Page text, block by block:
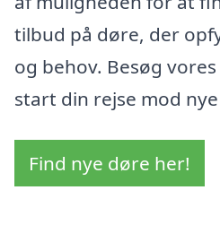
tilbud på døre, der
og behov. Besøg
start din rejse mod
Find nye døre her!